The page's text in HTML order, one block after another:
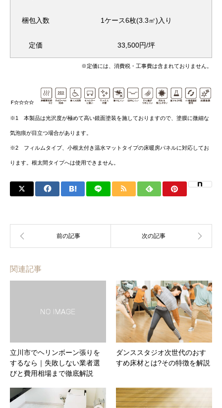
※定価には、消費税・工事費は含まれておりません。
梱包入数 1ケース6枚(3.3㎡)入り
定価 33,500円/坪
※1 本製品は光沢度が極めて高い鏡面塗装を施しておりますので、塗膜に微細な
気泡痕が目立つ場合があります。
※2 フィルムタイプ、小根太付き温水マットタイプの床暖房パネルに対応してお
ります。根太間タイプへは使用できません。
関連記事
立川市でヘリンボーン張りを
するなら｜失敗しない業者選
びと費用相場まで徹底解説
ダンススタジオ次世代のおす
すめ床材とは?その特徴を解説